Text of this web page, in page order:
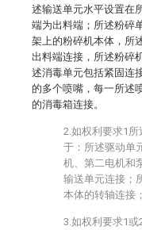
述输送单元水平设置在
端为出料端；所述粉碎
架上的粉碎机本体，所
出料端连接，所述粉碎
述消毒单元包括紧固连
的多个喷嘴，每一所述
的消毒箱连接。
2.如权利要求1
于：所述驱动单
机、第二电机和
输送单元连接；
本体的转轴连接
3.如权利要求1